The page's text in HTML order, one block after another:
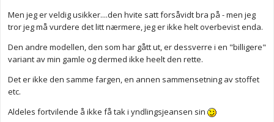
Men jeg er veldig usikker....den hvite satt forsåvidt bra på - men jeg
tror jeg må vurdere det litt nærmere, jeg er ikke helt overbevist enda.
Den andre modellen, den som har gått ut, er dessverre i en "billigere"
variant av min gamle og dermed ikke heelt den rette.
Det er ikke den samme fargen, en annen sammensetning av stoffet
etc.
Aldeles fortvilende å ikke få tak i yndlingsjeansen sin